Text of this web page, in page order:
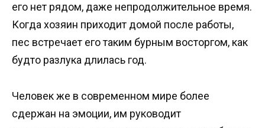
его нет рядом, даже непродолжительное время.
Когда хозяин приходит домой после работы,
пес встречает его таким бурным восторгом, как
будто разлука длилась год.
Человек же в современном мире более
сдержан на эмоции, им руководит